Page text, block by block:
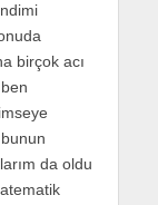
birçok acı
da oldu